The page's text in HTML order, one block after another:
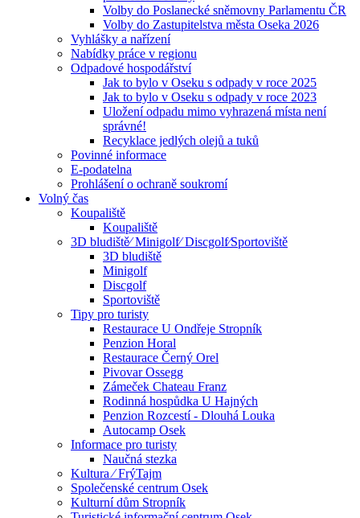
Volby do Poslanecké sněmovny Parlamentu ČR
Volby do Zastupitelstva města Oseka 2026
Vyhlášky a nařízení
Nabídky práce v regionu
Odpadové hospodářství
Jak to bylo v Oseku s odpady v roce 2025
Jak to bylo v Oseku s odpady v roce 2023
Uložení odpadu mimo vyhrazená místa není
správné!
Recyklace jedlých olejů a tuků
Povinné informace
E-podatelna
Prohlášení o ochraně soukromí
Volný čas
Koupaliště
Koupaliště
3D bludiště⁄ Minigolf⁄ Discgolf⁄Sportoviště
3D bludiště
Minigolf
Discgolf
Sportoviště
Tipy pro turisty
Restaurace U Ondřeje Stropník
Penzion Horal
Restaurace Černý Orel
Pivovar Ossegg
Zámeček Chateau Franz
Rodinná hospůdka U Hajných
Penzion Rozcestí - Dlouhá Louka
Autocamp Osek
Informace pro turisty
Naučná stezka
Kultura ⁄ FrýTajm
Společenské centrum Osek
Kulturní dům Stropník